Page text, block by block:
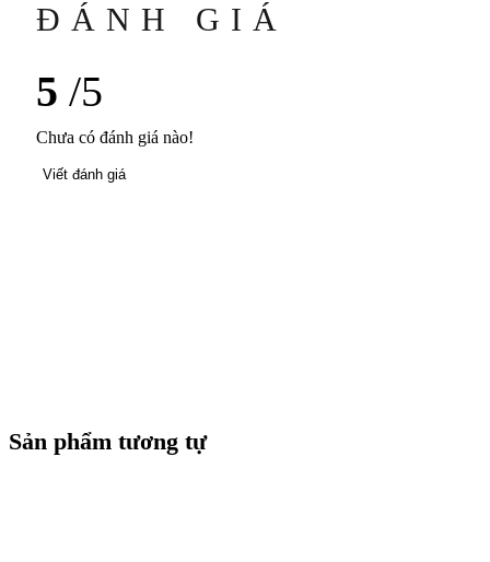
ĐÁNH GIÁ
5 /5
Chưa có đánh giá nào!
Viết đánh giá
Sản phẩm tương tự